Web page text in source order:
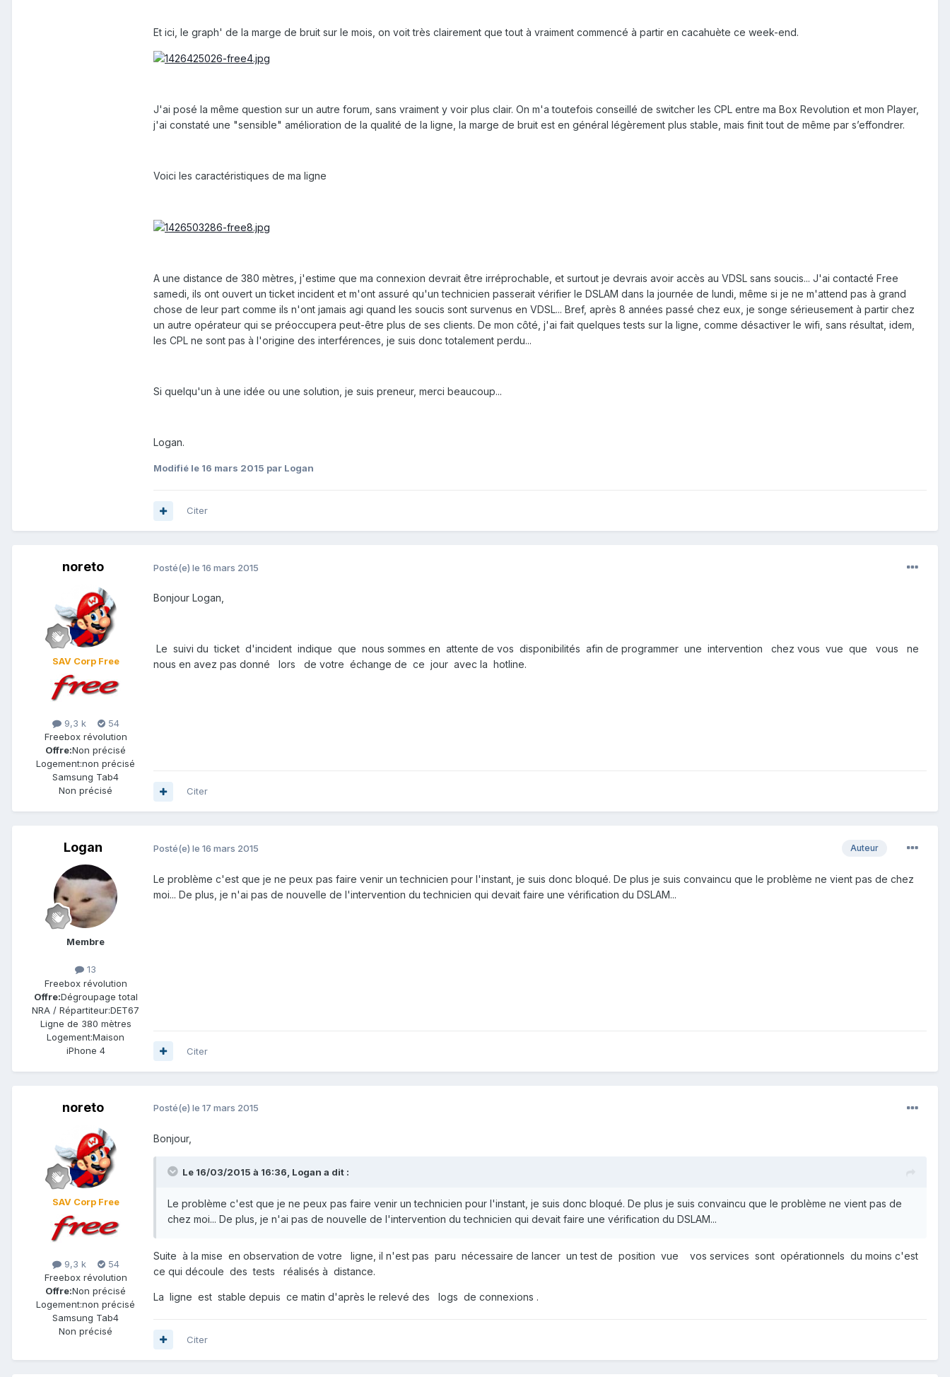
Et ici, le graph' de la marge de bruit sur le mois, on voit très clairement que tout à vraiment commencé à partir en cacahuète ce week-end.
J'ai posé la même question sur un autre forum, sans vraiment y voir plus clair. On m'a toutefois conseillé de switcher les CPL entre ma Box Revolution et mon Player,
j'ai constaté une "sensible" amélioration de la qualité de la ligne, la marge de bruit est en général légèrement plus stable, mais finit tout de même par s’effondrer.
Voici les caractéristiques de ma ligne
A une distance de 380 mètres, j'estime que ma connexion devrait être irréprochable, et surtout je devrais avoir accès au VDSL sans soucis... J'ai contacté Free
samedi, ils ont ouvert un ticket incident et m'ont assuré qu'un technicien passerait vérifier le DSLAM dans la journée de lundi, même si je ne m'attend pas à grand
chose de leur part comme ils n'ont jamais agi quand les soucis sont survenus en VDSL... Bref, après 8 années passé chez eux, je songe sérieusement à partir chez
un autre opérateur qui se préoccupera peut-être plus de ses clients. De mon côté, j'ai fait quelques tests sur la ligne, comme désactiver le wifi, sans résultat, idem,
les CPL ne sont pas à l'origine des interférences, je suis donc totalement perdu...
Si quelqu'un à une idée ou une solution, je suis preneur, merci beaucoup...
Logan.
Modifié le 16 mars 2015 par Logan
Citer
noreto
SAV Corp Free
9,3 k
54
Freebox révolution
Offre:Non précisé
Logement:non précisé
Samsung Tab4
Non précisé
Posté(e) le 16 mars 2015
Bonjour Logan,
Le suivi du ticket d'incident indique que nous sommes en attente de vos disponibilités afin de programmer une intervention chez vous vue que vous ne
nous en avez pas donné lors de votre échange de ce jour avec la hotline.
Citer
Logan
Membre
13
Freebox révolution
Offre:Dégroupage total
NRA / Répartiteur:DET67
Ligne de 380 mètres
Logement:Maison
iPhone 4
Auteur
Posté(e) le 16 mars 2015
Le problème c'est que je ne peux pas faire venir un technicien pour l'instant, je suis donc bloqué. De plus je suis convaincu que le problème ne vient pas de chez
moi... De plus, je n'ai pas de nouvelle de l'intervention du technicien qui devait faire une vérification du DSLAM...
Citer
noreto
SAV Corp Free
9,3 k
54
Freebox révolution
Offre:Non précisé
Logement:non précisé
Samsung Tab4
Non précisé
Posté(e) le 17 mars 2015
Bonjour,
Le 16/03/2015 à 16:36, Logan a dit :
Le problème c'est que je ne peux pas faire venir un technicien pour l'instant, je suis donc bloqué. De plus je suis convaincu que le problème ne vient pas de
chez moi... De plus, je n'ai pas de nouvelle de l'intervention du technicien qui devait faire une vérification du DSLAM...
Suite à la mise en observation de votre ligne, il n'est pas paru nécessaire de lancer un test de position vue vos services sont opérationnels du moins c'est
ce qui découle des tests réalisés à distance.
La ligne est stable depuis ce matin d'après le relevé des logs de connexions .
Citer